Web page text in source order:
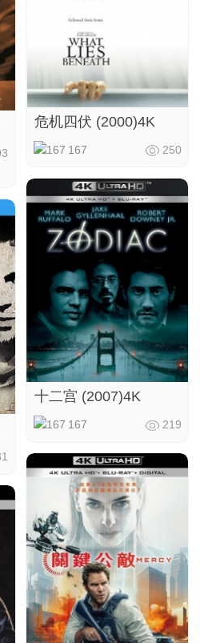
危机四伏 (2000)4K
167 250
十二宫 (2007)4K
167 219